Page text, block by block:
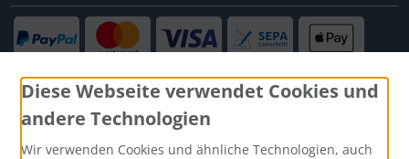
Social Media
Diese Webseite verwendet Cookies und
andere Technologien
Wir verwenden Cookies und ähnliche Technologien, auch